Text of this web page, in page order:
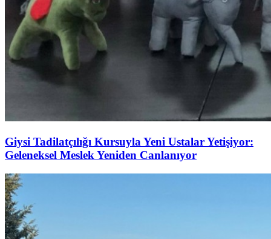
Giysi Tadilatçılığı Kursuyla Yeni Ustalar Yetişiyor:
Geleneksel Meslek Yeniden Canlanıyor